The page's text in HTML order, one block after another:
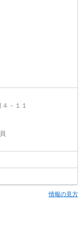
－１１
情報の見方